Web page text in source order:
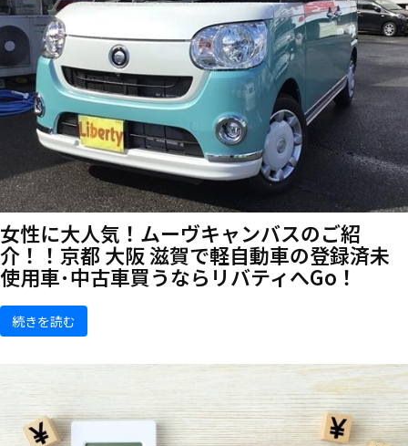
女性に大人気！ムーヴキャンバスのご紹
介！！京都 大阪 滋賀で軽自動車の登録済未
使用車･中古車買うならリバティへGo！
続きを読む